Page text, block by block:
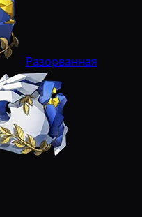
Разорванная